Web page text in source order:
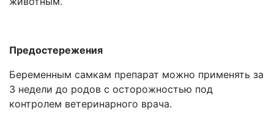
Предостережения
Беременным самкам препарат можно применять за
3 недели до родов с осторожностью под
контролем ветеринарного врача.